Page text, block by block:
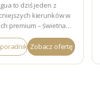
to dziś jeden z
kierunków w
premium – świetna
charakter i duży wybór.
Zobacz ofertę